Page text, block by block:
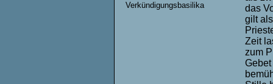
Verkündigungsbasilika
das
gilt
Zeit
zum